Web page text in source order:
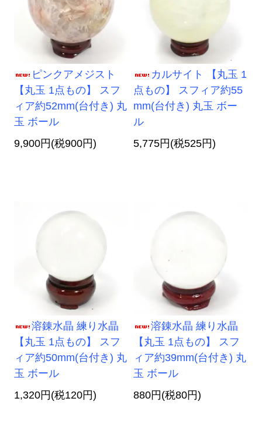
ピンクアメジスト
【丸玉 1点もの】 スフ
ィア約52mm(台付き) 丸
玉 ボール
9,900円(税900円)
カルサイト 【丸玉 1
点もの】 スフィア約55
mm(台付き) 丸玉 ボー
ル
5,775円(税525円)
溶錬水晶 練り水晶
【丸玉 1点もの】 スフ
ィア約50mm(台付き) 丸
玉 ボール
1,320円(税120円)
溶錬水晶 練り水晶
【丸玉 1点もの】 スフ
ィア約39mm(台付き) 丸
玉 ボール
880円(税80円)